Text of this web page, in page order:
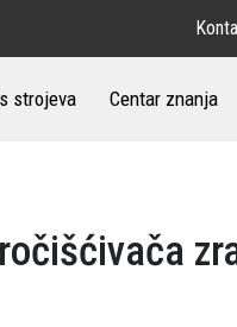
strojeva Centar znanja